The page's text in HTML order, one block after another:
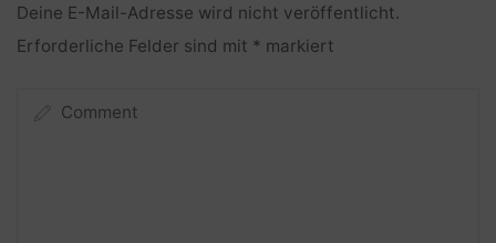
Deine E-Mail-Adresse wird nicht veröffentlicht.
Erforderliche Felder sind mit * markiert